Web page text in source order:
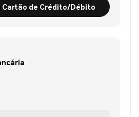
Cartão de Crédito/Débito